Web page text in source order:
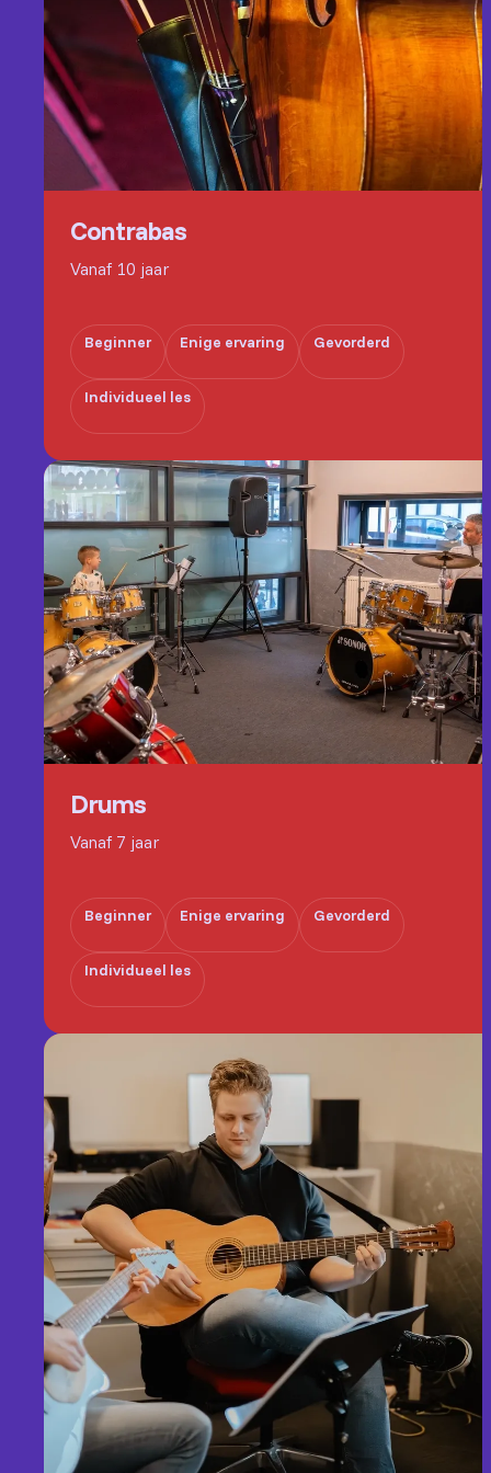
Contrabas
Vanaf 10 jaar
Beginner Enige ervaring Gevorderd
Individueel les
Drums
Vanaf 7 jaar
Beginner Enige ervaring Gevorderd
Individueel les